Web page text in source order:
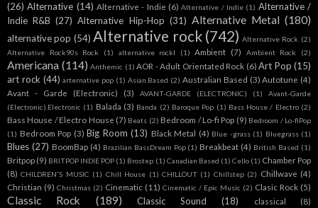
(26) Alternative (14) Alternative - Indie (6) Alternative / Indie (1) Alternative /
Indie R&B (27) Alternative Hip-Hop (31) Alternative Metal (180)
alternative pop (54) Alternative rock (742) Alternative Rock. (2)
Alternative Rock90s Rock
(1) alternative rockl (1) Ambient (7) Ambient Rock (2)
Americana (114) Anthemic (1) AOR - Adult Orientated Rock (6) Art Pop (15)
art rock (44) arternative pop (1) Asian Based (2) Australian Based (3) Autotune (4)
Avant - Garde (Electronic)
(3) AVANT-GARDE (ELECTRONIC) (1)
Avant-Garde
(Electronic).Electronic (1) Balada (3) Banda (2) Baroque Pop (1) Bass House / Electro (2)
Bass House / Electro House (7) Beats (2) Bedroom / Lo-fi Pop (9) Bedroom / Lo-fiPop
(1) Bedroom Pop (3) Big Room (13) Black Metal (4) Blue -grass (1) Bluegrass (1)
Blues (27) BoomBap (4) Brazilian BassDream Pop (1) Breakbeat (4) British Based (1)
Britpop (9) BRITPOP INDIE POP (1) Brostep (1) Canadian Based (1) Cello (1) Chamber Pop
(8) CHILDREN'S MUSIC (1) Chill House (1) CHILLOUT (1) Chillstep (2) Chillwave (4)
Christian (9) Christmas (2) Cinematic (11) Cinematic / Epic Music (2) Clasic Rock (5)
Classic Rock (189) Classic Sound (18) classical (8)